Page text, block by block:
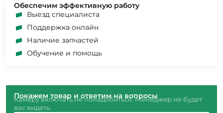
Обеспечим эффективную работу
Выезд специалиста
Поддержка онлайн
Наличие запчастей
Обучение и помощь
Покажем товар и ответим на вопросы
Камеру включать не понадобиться. Менеджер не будет
вас видеть.